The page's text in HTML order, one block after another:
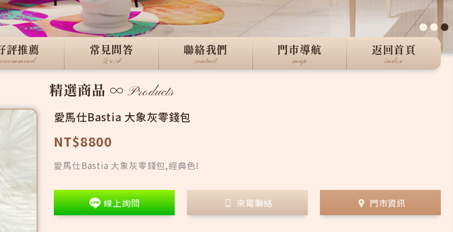
● ● ●
評推薦
recommend
常見問答
Q&A
聯絡我們
contact
門市導航
map
返回首頁
index
精選商品 ∞Products
愛馬仕Bastia 大象灰零錢包
NT$8800
愛馬仕Bastia 大象灰零錢包,經典色!
線上詢問 來電聯絡 門市資訊